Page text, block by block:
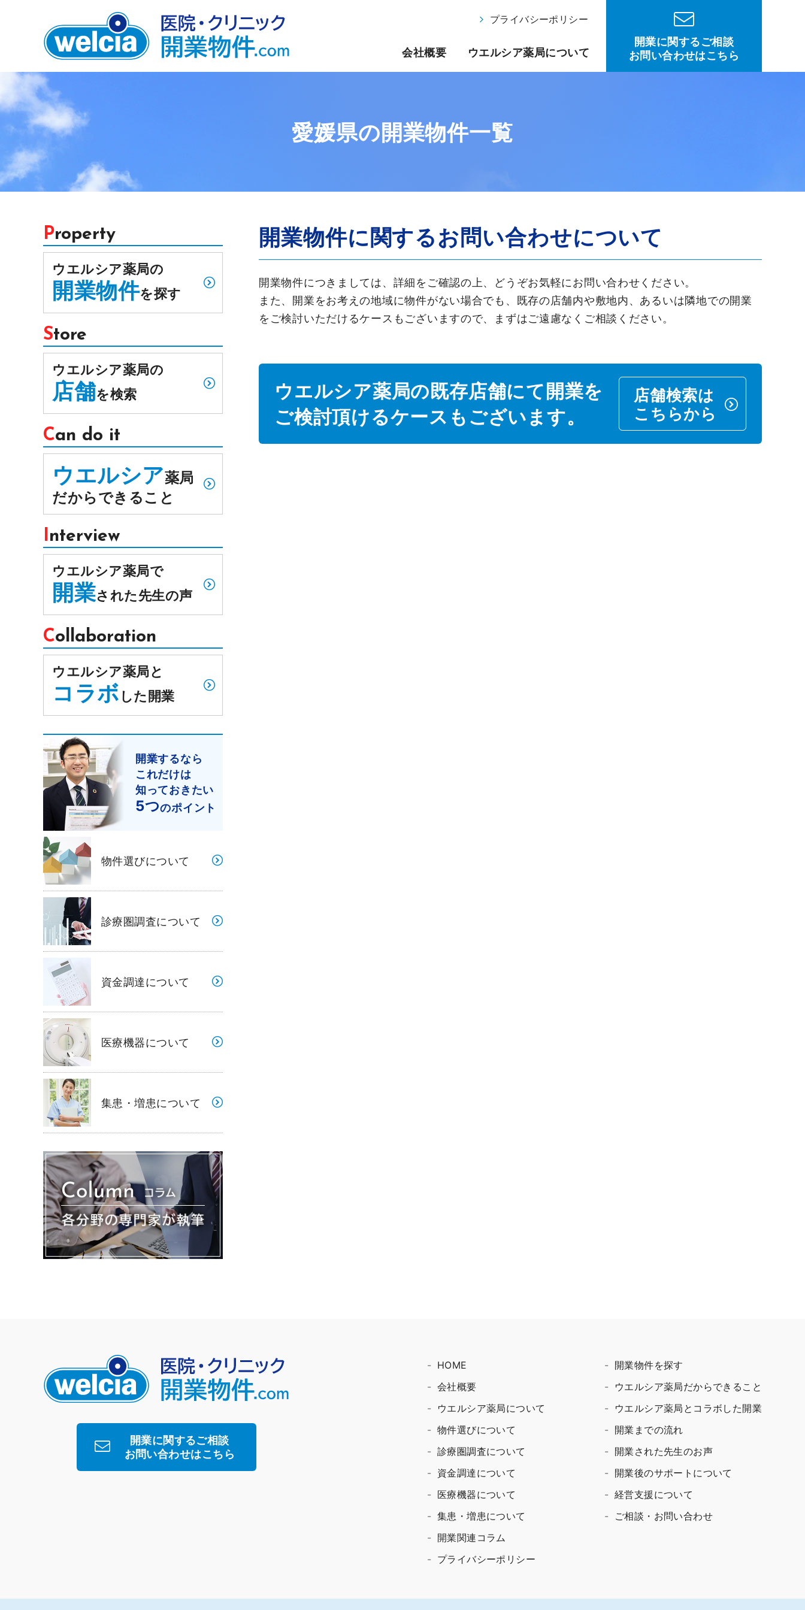
プライバシーポリシー
会社概要 ウエルシア薬局について
開業に関するご相談
お問い合わせはこちら
愛媛県の開業物件一覧
開業物件に関するお問い合わせについて
開業物件につきましては、詳細をご確認の上、どうぞお気軽にお問い合わせください。
また、開業をお考えの地域に物件がない場合でも、既存の店舗内や敷地内、あるいは隣地での開業
をご検討いただけるケースもございますので、まずはご遠慮なくご相談ください。
ウエルシア薬局の既存店舗にて開業を
ご検討頂けるケースもございます。
店舗検索は
こちらから
Property
ウエルシア薬局の
開業物件を探す
Store
ウエルシア薬局の
店舗を検索
Can do it
ウエルシア薬局
だからできること
Interview
ウエルシア薬局で
開業された先生の声
Collaboration
ウエルシア薬局と
コラボ した開業
開業するなら
これだけは
知っておきたい
5つのポイント
物件選びについて
診療圏調査について
資金調達について
医療機器について
集患・増患について
開業に関するご相談
お問い合わせはこちら
HOME
会社概要
ウエルシア薬局について
物件選びについて
診療圏調査について
資金調達について
医療機器について
集患・増患について
開業関連コラム
プライバシーポリシー
開業物件を探す
ウエルシア薬局だからできること
ウエルシア薬局とコラボした開業
開業までの流れ
開業された先生のお声
開業後のサポートについて
経営支援について
ご相談・お問い合わせ